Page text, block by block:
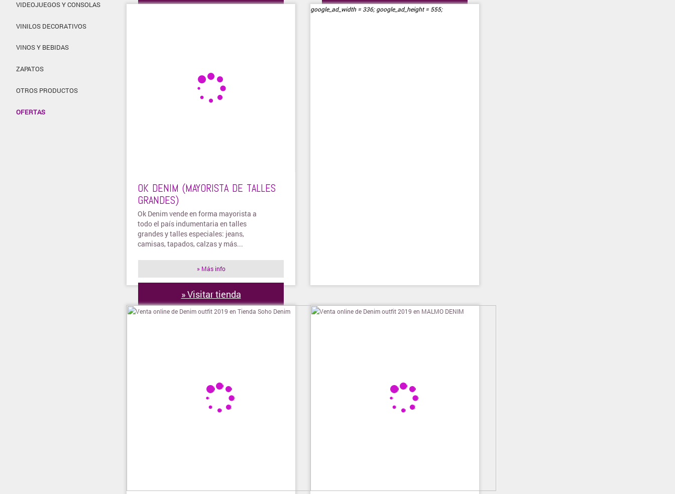
VIDEOJUEGOS Y CONSOLAS
VINILOS DECORATIVOS
VINOS Y BEBIDAS
ZAPATOS
OTROS PRODUCTOS
OFERTAS
» Visitar tienda
OK DENIM (MAYORISTA DE TALLES
GRANDES)
Ok Denim vende en forma mayorista a
todo el país indumentaria en talles
grandes y talles especiales: jeans,
camisas, tapados, calzas y más...
» Más info
» Visitar tienda
google_ad_width = 336; google_ad_height = 555;